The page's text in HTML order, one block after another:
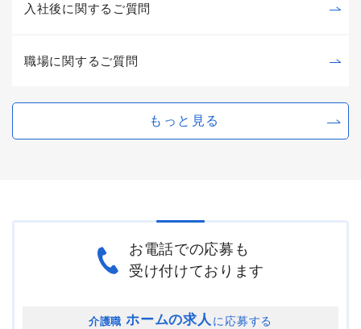
入社後に関するご質問
職場に関するご質問
もっと見る
お電話での応募も
受け付けております
介護職 ホームの求人 に応募する